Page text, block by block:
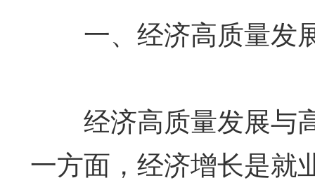
一、经济高质量发
经济高质量发展与
一方面，经济增长是就